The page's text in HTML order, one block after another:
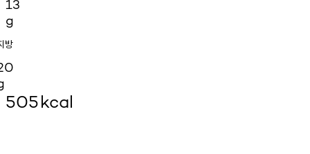
13
g
방
505kcal